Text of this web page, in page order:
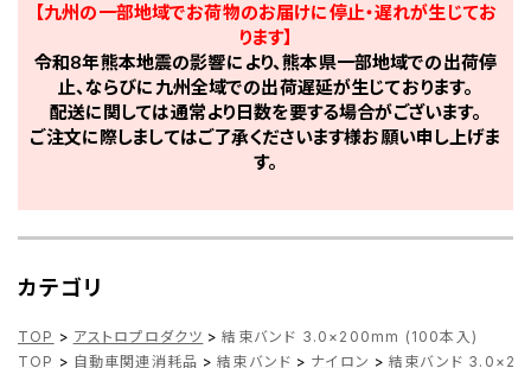
【九州の一部地域でお荷物のお届けに停止・遅れが生じてお
ります】
令和8年熊本地震の影響により、熊本県一部地域での出荷停
止、ならびに九州全域での出荷遅延が生じております。
配送に関しては通常より日数を要する場合がございます。
ご注文に際しましてはご了承くださいます様お願い申し上げま
す。
カテゴリ
TOP > アストロプロダクツ > 結束バンド 3.0×200mm (100本入)
TOP > 自動車関連消耗品 > 結束バンド > ナイロン > 結束バンド